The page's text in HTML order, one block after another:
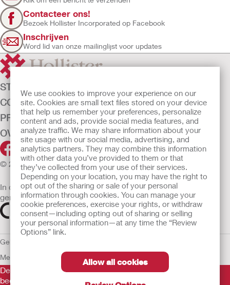
We use cookies to improve your experience on our
site. Cookies are small text files stored on your device
that help us remember your preferences, personalize
content and ads, provide social media features, and
analyze traffic. We may share information about your
site usage with our social media, advertising, and
analytics partners. They may combine this information
with other data you’ve provided to them or that
they’ve collected from your use of their services.
Depending on your location, you may have the right to
opt out of the sharing or sale of your personal
information through cookies. You can manage your
cookie preferences, exercise your rights, or withdraw
consent—including opting out of sharing or selling
your personal information—at any time the “Review
Options” link.
Allow all cookies
Contacteer ons!
Bezoek Hollister Incorporated op Facebook
Inschrijven
Word lid van onze mailinglijst voor updates
STOMAZORG
CONTINENTIEZORG
PRODUCTEN
OVER ONS
© 2026 Hollister Incorporated
In de EU verkochte medische hulpmiddelen dienen
gemarkeerd te zijn met een van de volgende symbolen
Gebruiksvoorwaarden
Mededeling aan Klokkenluiders
De verstrekte informatie is geen medisch advies en is niet
bedoeld als vervanging voor het advies van uw eigen arts of